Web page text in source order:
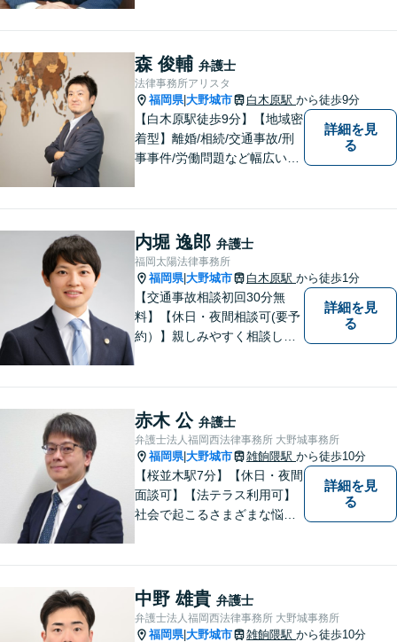
料相談あり。出張相談あり。
２０時まで営業。福岡県全域
と周辺対応。
森 俊輔 弁護士
法律事務所アリスタ
福岡県|大野城市 白木原駅 から徒歩9分
【白木原駅徒歩9分】【地域密
着型】離婚/相続/交通事故/刑
事事件/労働問題など幅広い事
せたオーダーメイド対応を心
がけています。
詳細を見
る
内堀 逸郎 弁護士
福岡太陽法律事務所
福岡県|大野城市 白木原駅 から徒歩1分
【交通事故相談初回30分無
料】【休日・夜間相談可(要予
約）】親しみやすく相談しや
詳細を見
る
赤木 公 弁護士
弁護士法人福岡西法律事務所 大野城事務所
福岡県|大野城市 雑餉隈駅 から徒歩10分
【桜並木駅7分】【休日・夜間
面談可】【法テラス利用可】
社会で起こるさまざまな悩み
す。 困りごとやご相談があり
ましたら、どうぞお気軽にお
声がけください。
詳細を見
る
中野 雄貴 弁護士
弁護士法人福岡西法律事務所 大野城事務所
福岡県|大野城市 雑餉隈駅 から徒歩10分